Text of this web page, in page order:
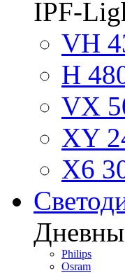
IPF-
VH
H
VX
XY
X6
Philips
Osram